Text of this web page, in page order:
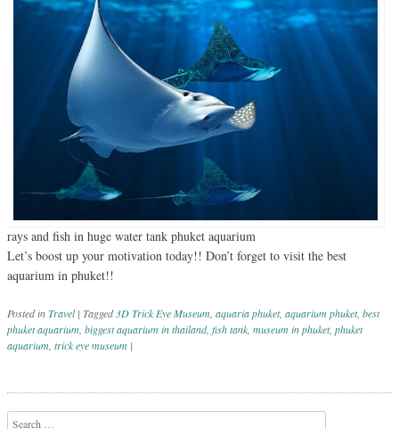
rays and fish in huge water tank phuket aquarium
Let’s boost up your motivation today!! Don’t forget to visit the best
aquarium in phuket!!
Posted inTravel | Tagged 3D Trick Eye Museum aquaria phuket, aquarium phuket, best
phuket aquarium biggest aquarium in thailand, fish tank museum in phuket, phuket
aquarium trick eye museum |
Post navigation
Search